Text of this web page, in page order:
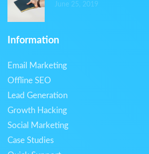
June 25, 2019
Information
Email Marketing
Offline SEO
Lead Generation
Growth Hacking
Social Marketing
Case Studies